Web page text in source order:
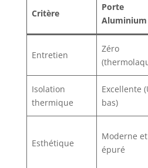
Critère
Porte
Aluminium
Entretien
Zéro
Isolation
thermique
Excellente
bas)
Esthétique
Moderne et
épuré